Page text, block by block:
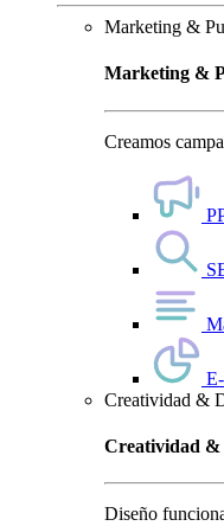
Marketing &
Marketing &
Creamos
Creatividad &
Creatividad &
Diseño